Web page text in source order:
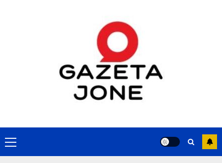
Primary
Menu